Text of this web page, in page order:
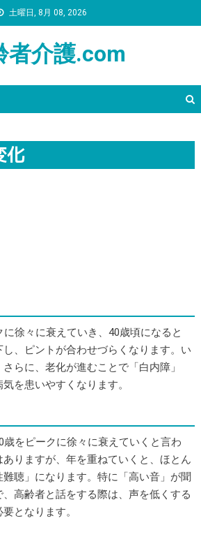
土曜日, 8月 08, 2026
者介護.com
化
徐々に衰えていき、40歳頃になると
、ピントが合わせづらくなります。い
らに、老化が進むことで「白内障」
を患いやすくなります。
をピークに徐々に衰えていくと言わ
りますが、年を重ねていくと、ほとん
聴」になります。特に「高い音」が聞
高齢者と話をする際は、声を低くする
となります。